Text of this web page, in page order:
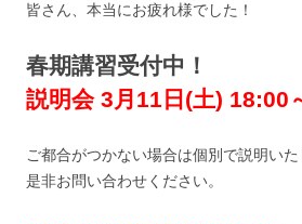
皆さん、本当にお疲れ様でした！
春期講習受付中！
説明会 3月11日(土) 18:00
ご都合がつかない場合は個別で説明いた
是非お問い合わせください。